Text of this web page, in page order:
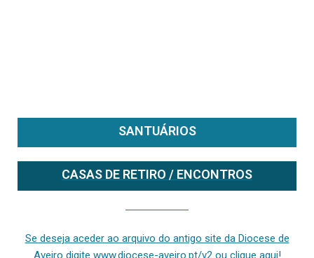
SANTUÁRIOS
CASAS DE RETIRO / ENCONTROS
Se deseja aceder ao arquivo do antigo site da Diocese de
Aveiro digite www.diocese-aveiro.pt/v2 ou clique aqui!